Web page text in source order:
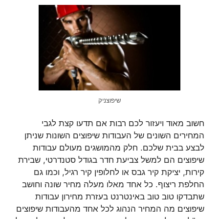
שיפוצניק
חשוב מאוד ויעזור לכם רבות אם תדעו קצת לגבי
המחירים השונים של העבודות שיפוצים השונות שניתן
לבצע בבית שלכם. חלק מהמושגים מעולם עבודות
שיפוצים הם למשל צביעת חדר בגודל סטנדרטי, שבירת
קירות, יציקת קיר גבס או לחלופין קיר רגיל, וכמו גם
החלפת ריצוף. כל אחד מאלו מעלה מחיר שונה וחושב
שתבדקו טוב טוב באינטרנט בעזרת מחירון עבודות
שיפוצים מה המחיר הנהוג לכל אחד מהעבודות שיפוצים